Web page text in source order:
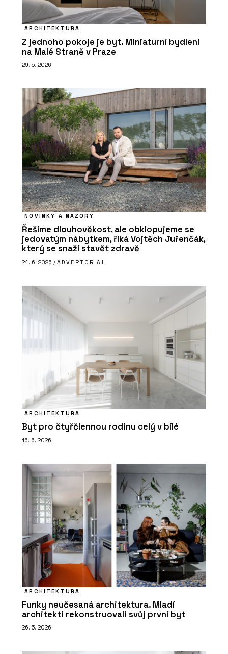
ARCHITEKTURA
Z jednoho pokoje je byt. Miniaturní bydlení
na Malé Straně v Praze
29. 5. 2026
NOVINKY A NÁZORY
Řešíme dlouhověkost, ale obklopujeme se
jedovatým nábytkem, říká Vojtěch Juřenčák,
který se snaží stavět zdravě
24. 6. 2026 / ADVERTORIAL
ARCHITEKTURA
Byt pro čtyřčlennou rodinu celý v bílé
16. 6. 2026
ARCHITEKTURA
Funky neučesaná architektura. Mladí
architekti rekonstruovali svůj první byt
26. 5. 2026